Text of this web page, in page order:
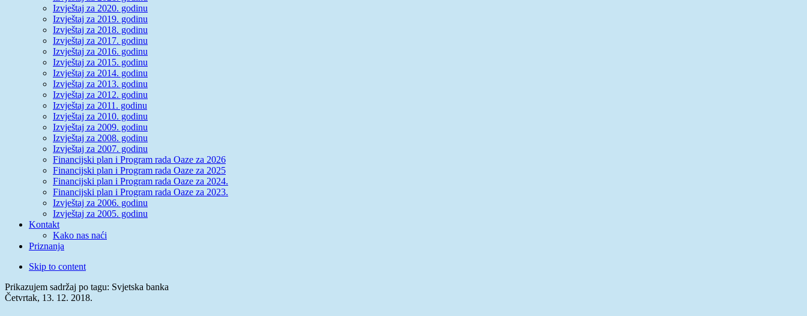
Izvještaj za 2020. godinu
Izvještaj za 2019. godinu
Izvještaj za 2018. godinu
Izvještaj za 2017. godinu
Izvještaj za 2016. godinu
Izvještaj za 2015. godinu
Izvještaj za 2014. godinu
Izvještaj za 2013. godinu
Izvještaj za 2012. godinu
Izvještaj za 2011. godinu
Izvještaj za 2010. godinu
Izvještaj za 2009. godinu
Izvještaj za 2008. godinu
Izvještaj za 2007. godinu
Financijski plan i Program rada Oaze za 2026
Financijski plan i Program rada Oaze za 2025
Financijski plan i Program rada Oaze za 2024.
Financijski plan i Program rada Oaze za 2023.
Izvještaj za 2006. godinu
Izvještaj za 2005. godinu
Kontakt
Kako nas naći
Priznanja
Skip to content
Prikazujem sadržaj po tagu: Svjetska banka
Četvrtak, 13. 12. 2018.